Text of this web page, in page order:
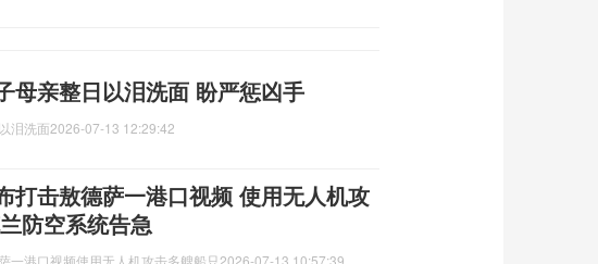
母亲整日以泪洗面 盼严惩凶手
泪洗面2026-07-13 12:29:42
打击敖德萨一港口视频 使用无人机攻
防空系统告急
一港口视频使用无人机攻击多艘船只2026-07-13 10:57:39